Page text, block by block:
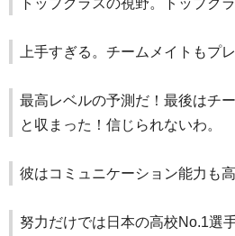
上手すぎる。チームメイトもプ
最高レベルの予測だ！最後はチ
と収まった！信じられないわ。
彼はコミュニケーション能力も高
努力だけでは日本の高校No.1選